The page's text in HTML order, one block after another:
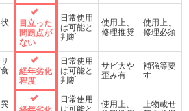
目立った
問題点が
ない
日常使用
は可能と
判断
使用上、
修理推奨
使用上、
修理必須
経年劣化
程度
日常使用
は可能と
判断
サビ大や
歪み有
補強等要
す
日常使用
は可能と
使用上、
上物載せ